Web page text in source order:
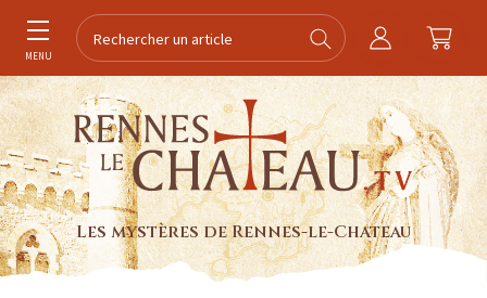
MENU
Les mystères de Rennes-le-Chateau